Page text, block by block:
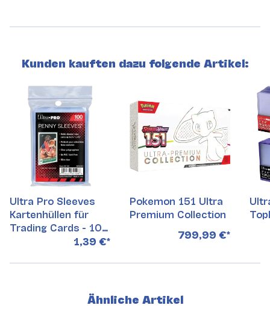
Kunden kauften dazu folgende Artikel:
Ultra Pro Sleeves
Kartenhüllen für
Trading Cards - 100
1,39 €*
Pokemon 151 Ultra
Premium Collection
799,99 €*
Ähnliche Artikel